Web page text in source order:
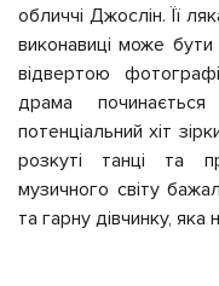
обличчі Джослін. Її
виконавиці може
відвертою
драма
потенціальний хіт
розкуті танці та
музичного світу
та гарну дівчинку, яка